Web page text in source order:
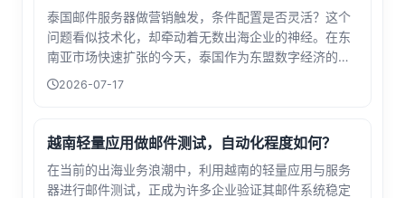
泰国邮件服务器做营销触发，条件配置是否灵活？这个
问题看似技术化，却牵动着无数出海企业的神经。在东
南亚市场快速扩张的今天，泰国作为东盟数字经济的桥
头堡，其邮件营销环境正成为企业布局的关键一环。当
2026-07-17
越南轻量应用做邮件测试，自动化程度如何？
在当前的出海业务浪潮中，利用越南的轻量应用与服务
器进行邮件测试，正成为许多企业验证其邮件系统稳定